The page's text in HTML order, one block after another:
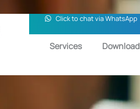
Click to chat via WhatsApp
Services Download